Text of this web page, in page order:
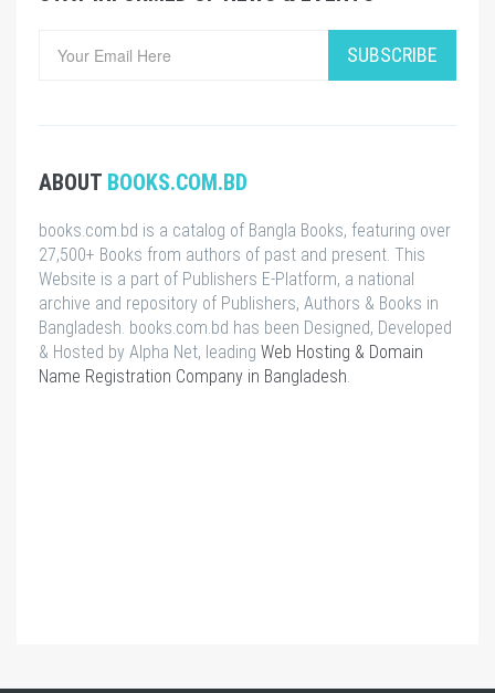
SUBSCRIBE
ABOUT BOOKS.COM.BD
books.com.bd is a catalog of Bangla Books, featuring over
27,500+ Books from authors of past and present. This
Website is a part of Publishers E-Platform, a national
archive and repository of Publishers, Authors & Books in
Bangladesh. books.com.bd has been Designed, Developed
& Hosted by Alpha Net, leading Web Hosting & Domain
Name Registration Company in Bangladesh